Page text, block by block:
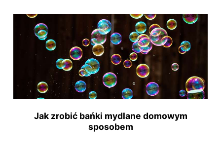
Jak zrobić bańki mydlane domowym
sposobem